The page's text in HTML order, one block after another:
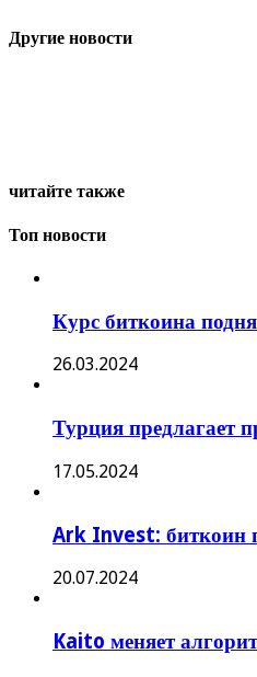
Другие новости
читайте также
Топ новости
Курс биткоина
26.03.2024
Турция предлагает
17.05.2024
Ark Invest: биткоин
20.07.2024
Kaito меняет